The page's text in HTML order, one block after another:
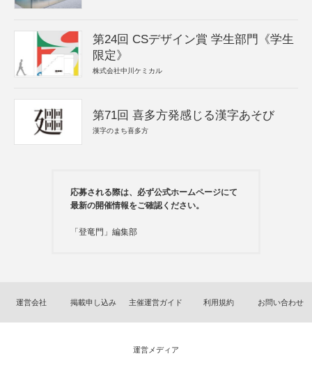
第24回 CSデザイン賞 学生部門《学生
限定》
株式会社中川ケミカル
第71回 喜多方発感じる漢字あそび
漢字のまち喜多方
応募される際は、必ず公式ホームページにて
最新の開催情報をご確認ください。
「登竜門」編集部
運営会社 掲載申し込み 主催運営ガイド 利用規約 お問い合わせ
運営メディア